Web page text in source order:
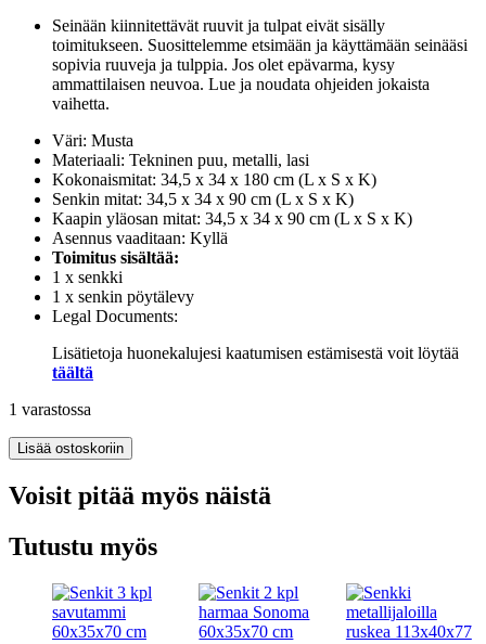
Seinään kiinnitettävät ruuvit ja tulpat eivät sisälly
toimitukseen. Suosittelemme etsimään ja käyttämään seinääsi
sopivia ruuveja ja tulppia. Jos olet epävarma, kysy
ammattilaisen neuvoa. Lue ja noudata ohjeiden jokaista
vaihetta.
Väri: Musta
Materiaali: Tekninen puu, metalli, lasi
Kokonaismitat: 34,5 x 34 x 180 cm (L x S x K)
Senkin mitat: 34,5 x 34 x 90 cm (L x S x K)
Kaapin yläosan mitat: 34,5 x 34 x 90 cm (L x S x K)
Asennus vaaditaan: Kyllä
Toimitus sisältää:
1 x senkki
1 x senkin pöytälevy
Legal Documents:
Lisätietoja huonekalujesi kaatumisen estämisestä voit löytää
täältä
1 varastossa
Kaappi
musta
34,5x34x180
cm
puu
Lisää ostoskoriin
Voisit pitää myös näistä
Tutustu myös